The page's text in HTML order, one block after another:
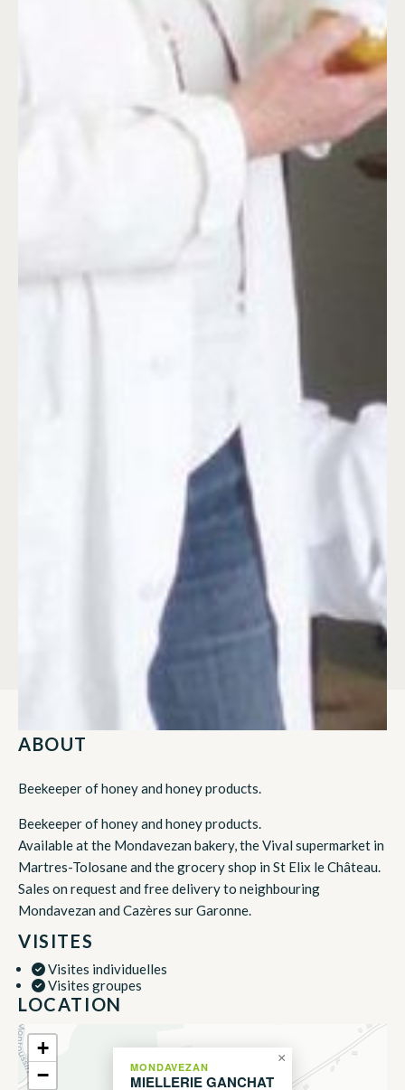
ABOUT
Beekeeper of honey and honey products.
Beekeeper of honey and honey products.
Available at the Mondavezan bakery, the Vival supermarket in
Martres-Tolosane and the grocery shop in St Elix le Château.
Sales on request and free delivery to neighbouring
Mondavezan and Cazères sur Garonne.
VISITES
Visites individuelles
Visites groupes
LOCATION
MONDAVEZAN
MIELLERIE GANCHAT
×
+
−